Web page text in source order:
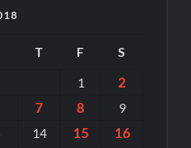
T F
S
1
2
7 8 9
14 15
16